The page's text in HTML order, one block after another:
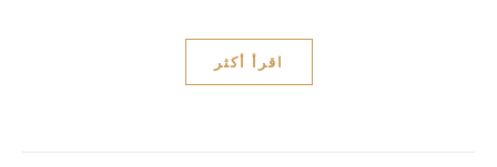
اقرأ أكثر